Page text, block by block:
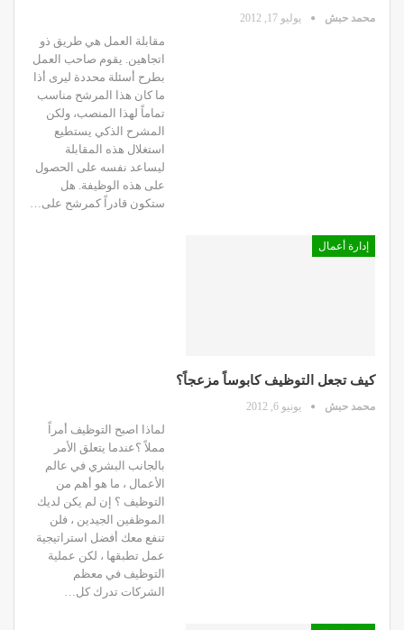
محمد حبش يوليو 17, 2012
مقابلة العمل هي طريق ذو
اتجاهين. يقوم صاحب العمل
بطرح أسئلة محددة ليرى أذا
ما كان هذا المرشح مناسب
تماماً لهذا المنصب، ولكن
المشرح الذكي يستطيع
استغلال هذه المقابلة
ليساعد نفسه على الحصول
على هذه الوظيفة. هل
ستكون قادراً كمرشح على…
إدارة أعمال
كيف تجعل التوظيف كابوساً مزعجاً؟
محمد حبش يونيو 6, 2012
لماذا اصبح التوظيف أمراً
مملاً ؟عندما يتعلق الأمر
بالجانب البشري في عالم
الأعمال ، ما هو أهم من
التوظيف ؟ إن لم يكن لديك
الموظفين الجيدين ، فلن
تنفع معك أفضل استراتيجية
عمل تطبقها ، لكن عملية
التوظيف في معظم
الشركات تدرك كل…